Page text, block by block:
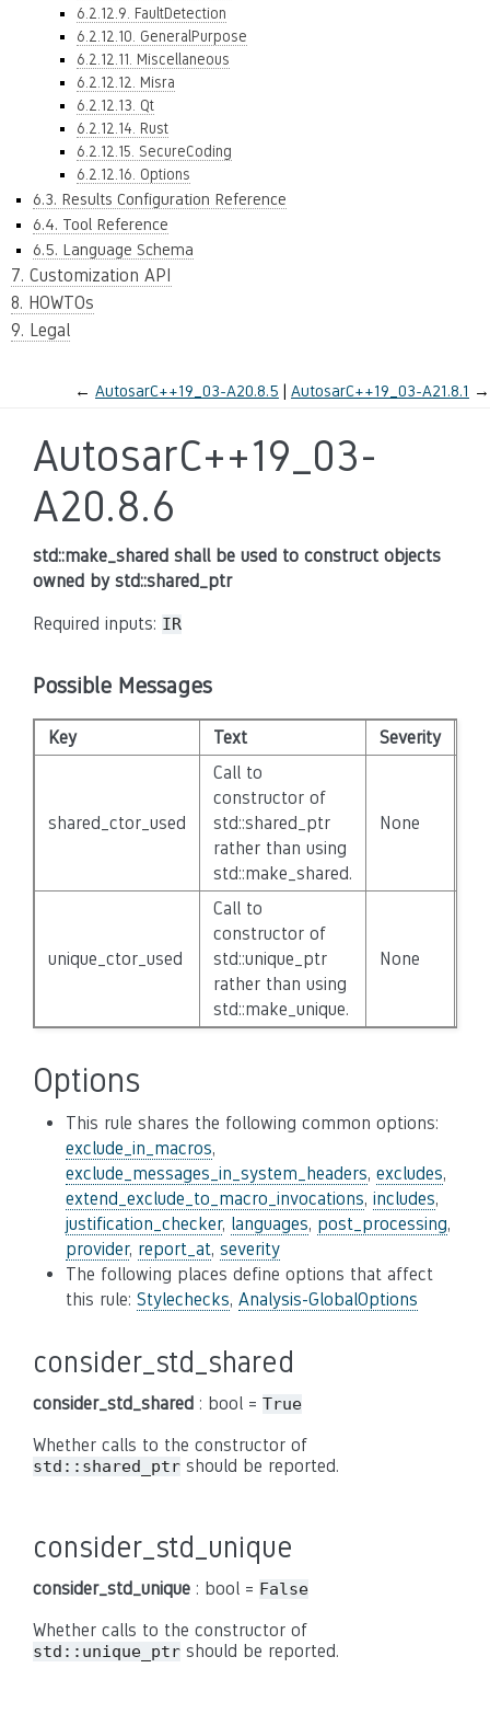
6.2.12.9. FaultDetection
6.2.12.10. GeneralPurpose
6.2.12.11. Miscellaneous
6.2.12.12. Misra
6.2.12.13. Qt
6.2.12.14. Rust
6.2.12.15. SecureCoding
6.2.12.16. Options
6.3. Results Configuration Reference
6.4. Tool Reference
6.5. Language Schema
7. Customization API
8. HOWTOs
9. Legal
← AutosarC++19_03-A20.8.5 AutosarC++19_03-A21.8.1 →
AutosarC++19_03-
A20.8.6
std::make_shared shall be used to construct objects
owned by std::shared_ptr
Required inputs: IR
Possible Messages
Key Text Severity
shared_ctor_used
Call to
constructor of
std::shared_ptr
rather than using
std::make_shared.
None
unique_ctor_used
Call to
constructor of
std::unique_ptr
rather than using
std::make_unique.
None
Options
This rule shares the following common options:
exclude_in_macros,
exclude_messages_in_system_headers, excludes,
extend_exclude_to_macro_invocations, includes,
justification_checker, languages, post_processing,
provider, report_at, severity
The following places define options that affect
this rule: Stylechecks, Analysis-GlobalOptions
consider_std_shared
consider_std_shared : bool = True
Whether calls to the constructor of
std::shared_ptr should be reported.
consider_std_unique
consider_std_unique : bool = False
Whether calls to the constructor of
std::unique_ptr should be reported.